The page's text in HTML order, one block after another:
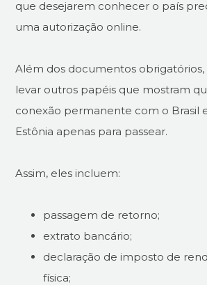
que desejarem conhecer o país
uma autorização online.
Além dos documentos obrigatórios,
levar outros papéis que mostram
conexão permanente com o Brasil
Estônia apenas para passear.
Assim, eles incluem:
passagem de retorno;
extrato bancário;
declaração de imposto de
física;